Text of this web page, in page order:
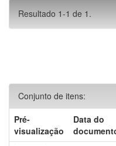
Resultado 1-1 de 1.
Conjunto de itens:
Pré-
visualização
Data do